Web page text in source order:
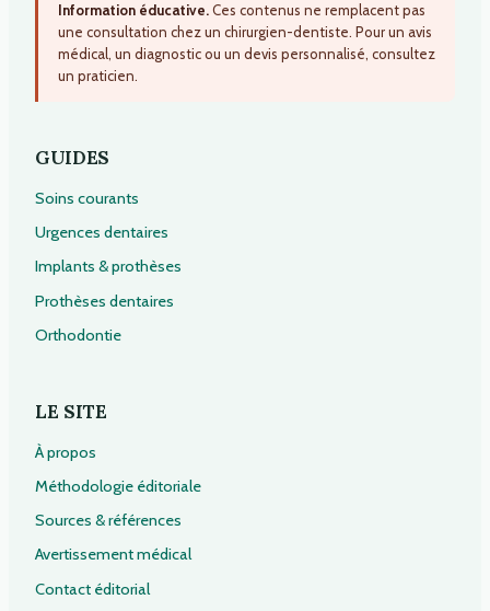
Information éducative.Ces contenus ne remplacent pas
une consultation chez un chirurgien-dentiste. Pour un avis
médical, un diagnostic ou un devis personnalisé, consultez
un praticien.
GUIDES
Soins courants
Urgences dentaires
Implants & prothèses
Prothèses dentaires
Orthodontie
LE SITE
À propos
Méthodologie éditoriale
Sources & références
Avertissement médical
Contact éditorial